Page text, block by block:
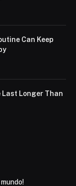
Can Keep
Last Longer Than
mundo!